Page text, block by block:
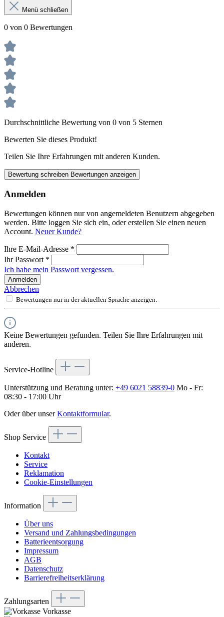
Menü schließen
0 von 0 Bewertungen
Durchschnittliche Bewertung von 0 von 5 Sternen
Bewerten Sie dieses Produkt!
Teilen Sie Ihre Erfahrungen mit anderen Kunden.
Bewertung schreiben Bewertungen anzeigen
Anmelden
Bewertungen können nur von angemeldeten Benutzern abgegeben
werden. Bitte loggen Sie sich ein, oder erstellen Sie einen neuen
Account. Neuer Kunde?
Ihre E-Mail-Adresse *
Ihr Passwort *
Ich habe mein Passwort vergessen.
Anmelden
Abbrechen
Bewertungen nur in der aktuellen Sprache anzeigen.
Keine Bewertungen gefunden. Teilen Sie Ihre Erfahrungen mit
anderen.
Service-Hotline
Unterstützung und Beratung unter: +49 6021 58839-0 Mo - Fr:
08:30 - 17:00 Uhr
Oder über unserKontaktformular.
Shop Service
Kontakt
Service
Reklamation
Cookie-Einstellungen
Information
Über uns
Versand und Zahlungsbedingungen
Batterieentsorgung
Impressum
AGB
Datenschutz
Barrierefreiheitserklärung
Zahlungsarten
Vorkasse